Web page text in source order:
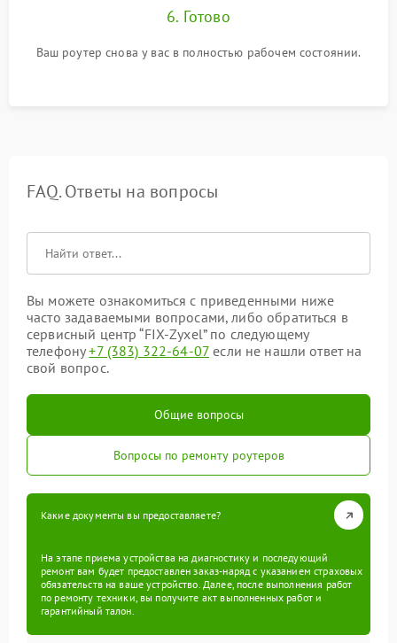
6. Готово
Ваш роутер снова у вас в полностью рабочем состоянии.
FAQ. Ответы на вопросы
Вы можете ознакомиться с приведенными ниже
часто задаваемыми вопросами, либо обратиться в
сервисный центр “FIX-Zyxel” по следующему
телефону+7 (383) 322-64-07 если не нашли ответ на
свой вопрос.
Общие вопросы
Вопросы по ремонту роутеров
Какие документы вы предоставляете?
На этапе приема устройства на диагностику и последующий
ремонт вам будет предоставлен заказ-наряд с указанием страховых
обязательств на ваше устройство. Далее, после выполнения работ
по ремонту техники, вы получите акт выполненных работ и
гарантийный талон.